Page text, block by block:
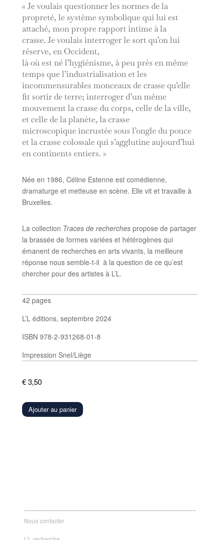
« Je voulais questionner les normes de la
propreté, le système symbolique qui lui est
attaché, mon propre rapport intime à la
crasse. Je voulais interroger le sort qu’on lui
réserve, en Occident,
là où est né l’hygiénisme, à peu près en même
temps que l’industrialisation et les
incommensurables monceaux de crasse qu’elle
fit sortir de terre; interroger d’un même
mouvement la crasse du corps, celle de la ville,
et celle de la planète, la crasse
microscopique incrustée sous l’ongle du pouce
et la crasse colossale qui s’agglutine aujourd’hui
en continents entiers. »
Née en 1986, Céline Estenne est comédienne,
dramaturge et metteuse en scène. Elle vit et travaille à
Bruxelles.
La collection Traces de recherchespropose de partager
la brassée de formes variées et hétérogènes qui
émanent de recherches en arts vivants, la meilleure
réponse nous semble-t-il à la question de ce qu’est
chercher pour des artistes à L’L.
42 pages
L’L éditions, septembre 2024
ISBN 978-2-931268-01-8
Impression Snel/Liège
€3,50
Ajouter au panier
Nous contacter